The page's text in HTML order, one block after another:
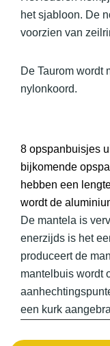
het sjabloon. De
voorzien van
De Taurom wordt
nylonkoord.
8 opspanbuisjes
bijkomende
hebben een
wordt de
De mantela is
enerzijds is het
produceert de
mantelbuis wordt
een kurk